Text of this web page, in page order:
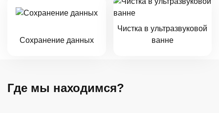
Сохранение данных
Чистка в ультразвуковой
ванне
Где мы находимся?